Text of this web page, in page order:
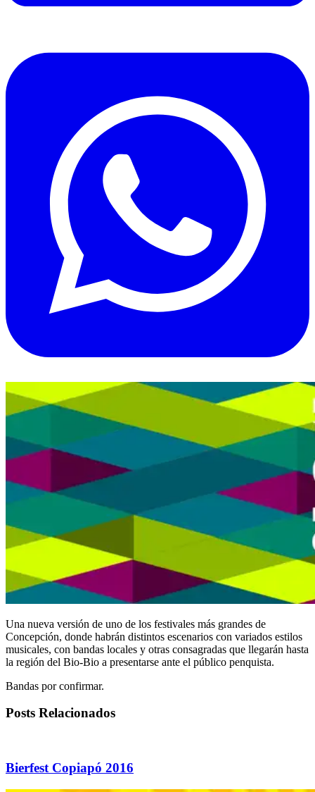
Una nueva versión de uno de los festivales más grandes de
Concepción, donde habrán distintos escenarios con variados estilos
musicales, con bandas locales y otras consagradas que llegarán hasta
la región del Bio-Bio a presentarse ante el público penquista.
Bandas por confirmar.
Posts Relacionados
Bierfest Copiapó 2016